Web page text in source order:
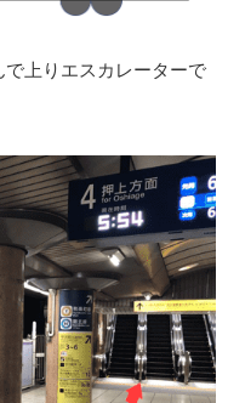
上りエスカレーターで